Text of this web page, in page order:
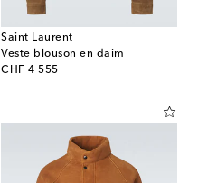
Saint Laurent
Veste blouson en daim
CHF 4 555
original price